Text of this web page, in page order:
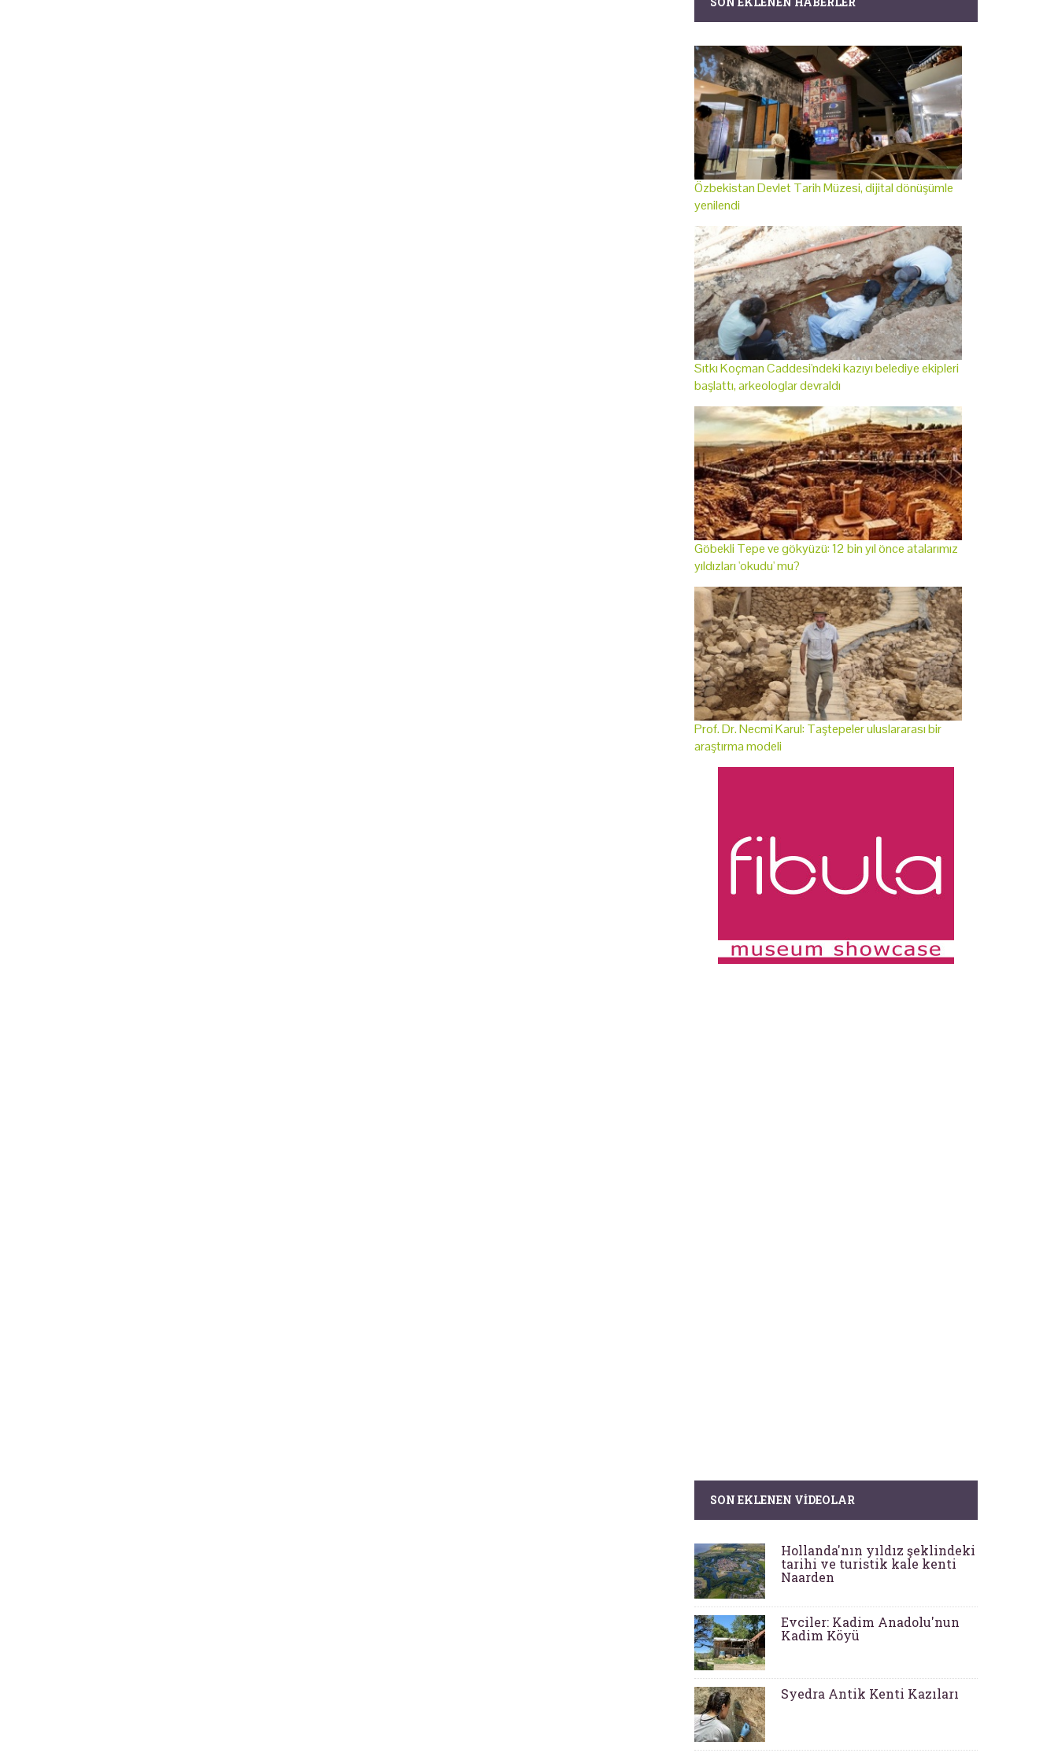
Özbekistan Devlet Tarih Müzesi, dijital dönüşümle
yenilendi
Sıtkı Koçman Caddesi'ndeki kazıyı belediye ekipleri
başlattı, arkeologlar devraldı
Göbekli Tepe ve gökyüzü: 12 bin yıl önce atalarımız
yıldızları 'okudu' mu?
Prof. Dr. Necmi Karul: Taştepeler uluslararası bir
araştırma modeli
SON EKLENEN VIDEOLAR
Hollanda'nın yıldız şeklindeki
tarihi ve turistik kale kenti
Naarden
Evciler: Kadim Anadolu'nun
Kadim Köyü
Syedra Antik Kenti Kazıları